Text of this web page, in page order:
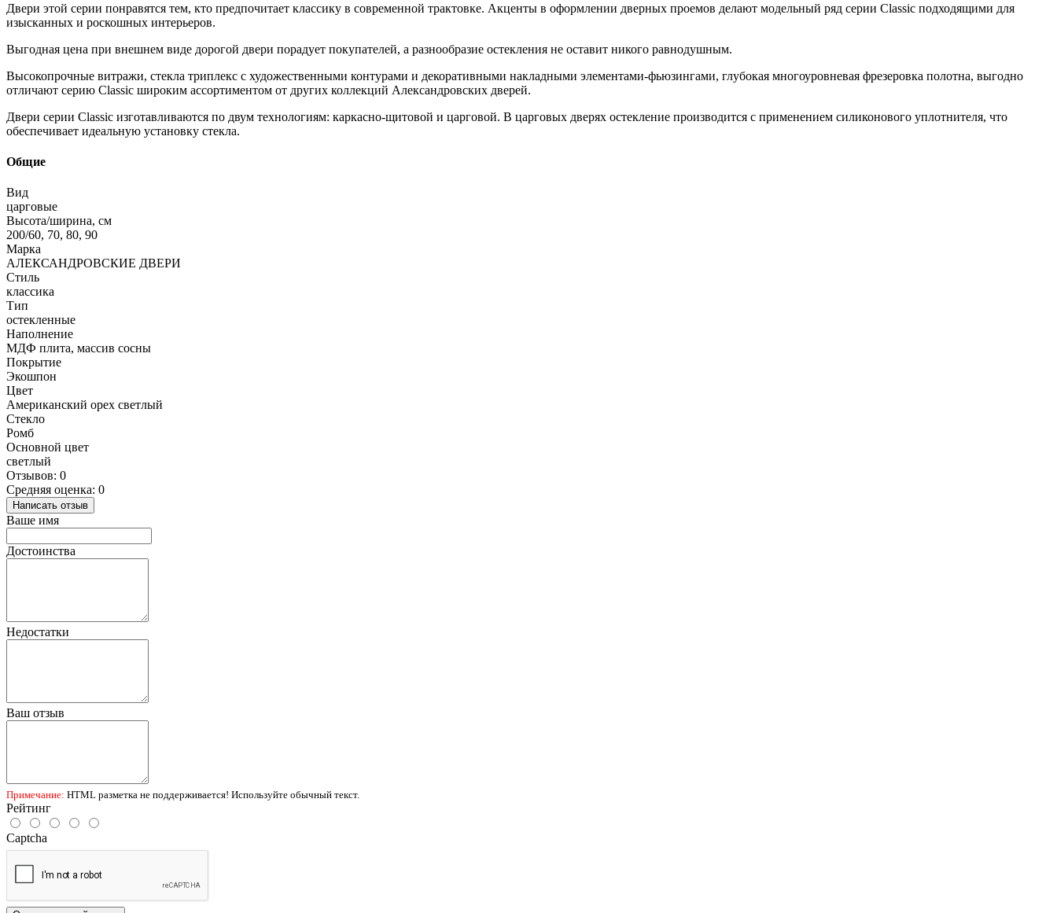
Двери этой серии понравятся тем, кто предпочитает классику в современной трактовке. Акценты в оформлении дверных проемов делают модельный ряд серии Classic подходящими для
изысканных и роскошных интерьеров.
Выгодная цена при внешнем виде дорогой двери порадует покупателей, а разнообразие остекления не оставит никого равнодушным.
Высокопрочные витражи, стекла триплекс с художественными контурами и декоративными накладными элементами-фьюзингами, глубокая многоуровневая фрезеровка полотна, выгодно
отличают серию Classic широким ассортиментом от других коллекций Александровских дверей.
Двери серии Classic изготавливаются по двум технологиям: каркасно-щитовой и царговой. В царговых дверях остекление производится с применением силиконового уплотнителя, что
обеспечивает идеальную установку стекла.
Общие
Вид
царговые
Высота/ширина, см
200/60, 70, 80, 90
Марка
АЛЕКСАНДРОВСКИЕ ДВЕРИ
Стиль
классика
Тип
остекленные
Наполнение
МДФ плита, массив сосны
Покрытие
Экошпон
Цвет
Американский орех светлый
Стекло
Ромб
Основной цвет
светлый
Отзывов: 0
Средняя оценка: 0
Написать отзыв
Ваше имя
Достоинства
Недостатки
Ваш отзыв
Примечание: HTML разметка не поддерживается! Используйте обычный текст.
Рейтинг
Captcha